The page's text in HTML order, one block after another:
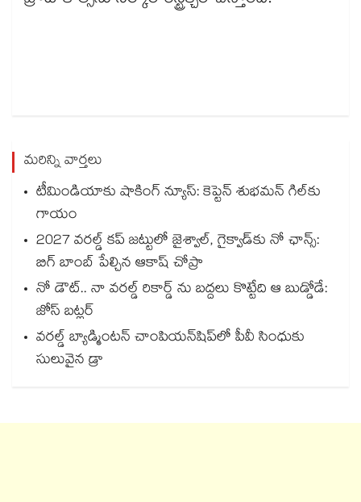
మరిన్ని వార్తలు
టీమిండియాకు షాకింగ్ న్యూస్: కెప్టెన్ శుభమన్ గిల్‎కు
గాయం
2027 వరల్డ్ కప్‎ జట్టులో జైశ్వాల్, గైక్వాడ్‎కు నో ఛాన్స్:
బిగ్ బాంబ్ పేల్చిన ఆకాష్ చోప్రా
నో డౌట్.. నా వరల్డ్ రికార్డ్ ను బద్దలు కొట్టేది ఆ బుడ్డోడే:
జోస్ బట్లర్
వరల్డ్ బ్యాడ్మింటన్ చాంపియన్‌షిప్‌లో పీవీ సింధుకు
సులువైన డ్రా